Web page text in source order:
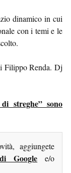
dinamico in cui
con i temi e le
Filippo Renda. Dj
streghe” sono
aggiungete
Google e/o